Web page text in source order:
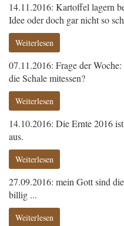
14.11.2016: Kartoffel lagern
Idee oder doch gar nicht so
Weiterlesen
07.11.2016: Frage der
die Schale mitessen?
Weiterlesen
14.10.2016: Die Ernte 2016
aus.
Weiterlesen
27.09.2016: mein Gott sind
billig ...
Weiterlesen